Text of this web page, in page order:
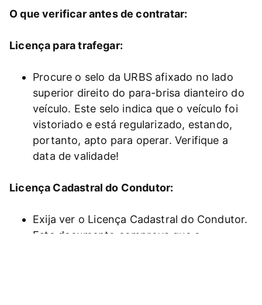
O que verificar antes de contratar:
Licença para trafegar:
Procure o selo da URBS afixado no lado
superior direito do para-brisa dianteiro do
veículo. Este selo indica que o veículo foi
vistoriado e está regularizado, estando,
portanto, apto para operar. Verifique a
data de validade!
Licença Cadastral do Condutor:
Exija ver o Licença Cadastral do Condutor.
Este documento comprova que o